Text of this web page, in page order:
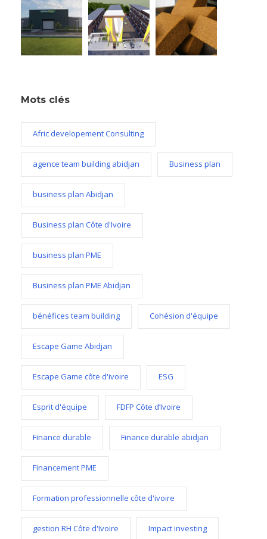
Mots clés
Afric developement Consulting
agence team building abidjan Business plan
business plan Abidjan
Business plan Côte d'Ivoire
business plan PME
Business plan PME Abidjan
bénéfices team building Cohésion d'équipe
Escape Game Abidjan
Escape Game côte d'ivoire ESG
Esprit d'équipe FDFP Côte d’Ivoire
Finance durable Finance durable abidjan
Financement PME
Formation professionnelle côte d'ivoire
gestion RH Côte d'Ivoire Impact investing